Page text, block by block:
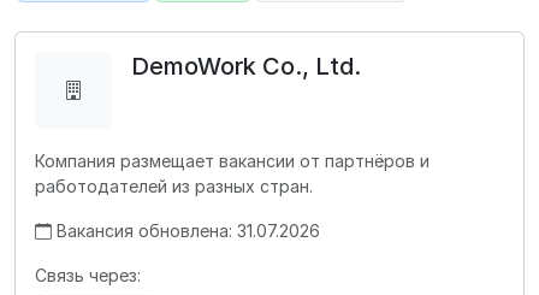
DemoWork Co., Ltd.
Компания размещает вакансии от партнёров и
работодателей из разных стран.
Вакансия обновлена: 31.07.2026
Связь через: